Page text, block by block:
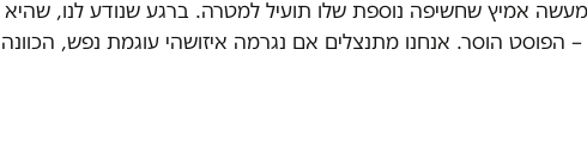
אמיץ שחשיפה נוספת שלו תועיל למטרה. ברגע שנודע לנו, שהיא
הפוסט הוסר. אנחנו מתנצלים אם נגרמה איזושהי עוגמת נפש,